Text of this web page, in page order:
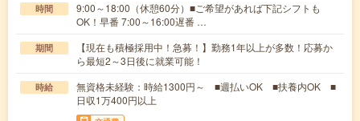
時間
9:00～18:00（休憩60分）■ご希望があれば下記シフトも
OK！早番 7:00～16:00遅番 …
期間
【現在も積極採用中！急募！】勤務1年以上が多数！応募か
ら最短2～3日後に就業可能！
時給
無資格未経験：時給1300円～ ■週払いOK ■扶養内OK ■
日収1万400円以上